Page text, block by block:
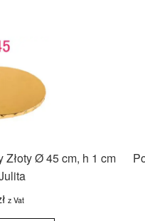
Złoty Ø 45 cm, h 1 cm
z Vat